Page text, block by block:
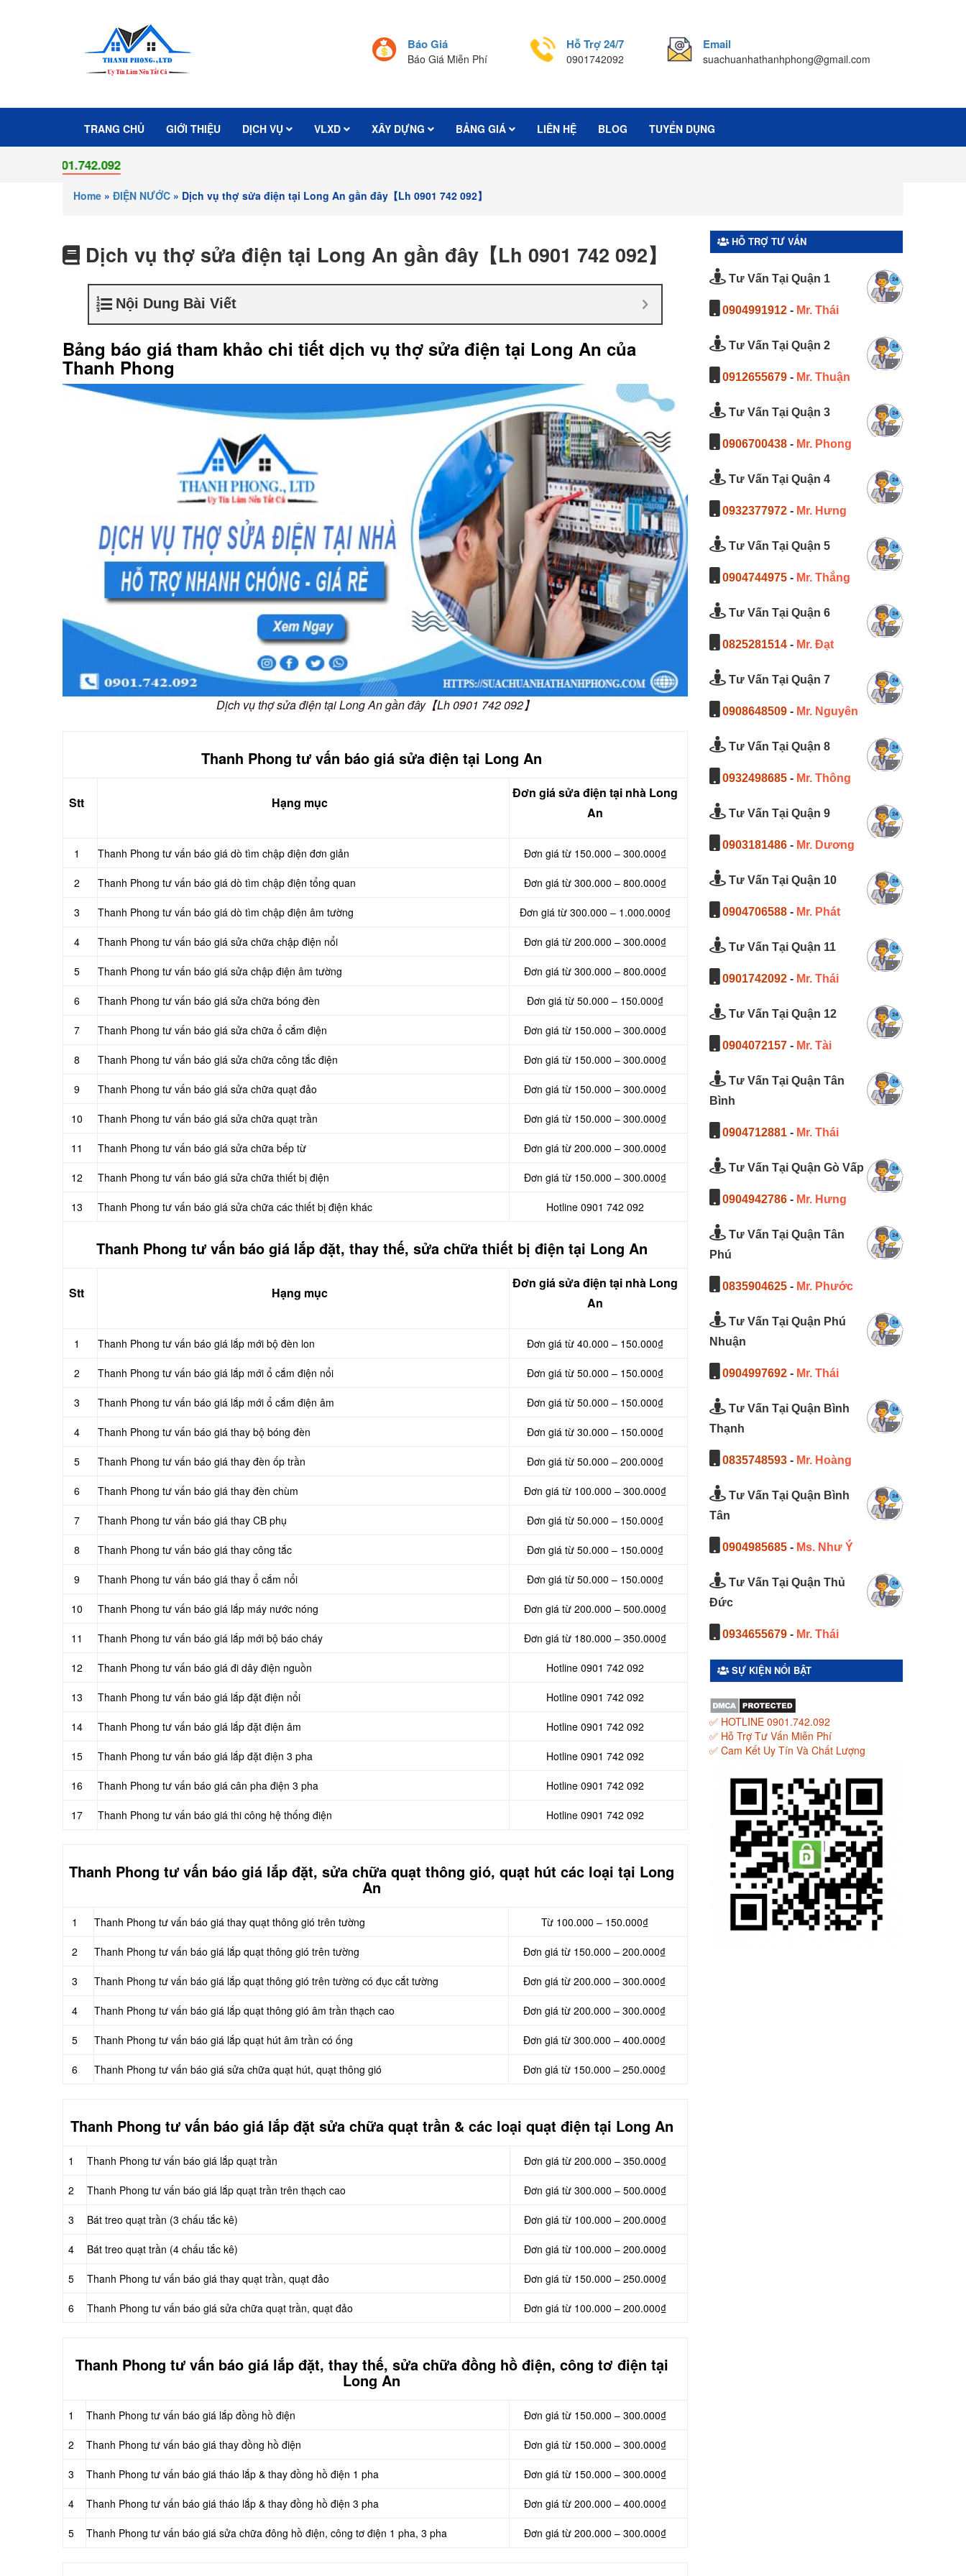
Báo Giá
Báo Giá Miễn Phí
Hỗ Trợ 24/7
0901742092
Email
suachuanhathanhphong@gmail.com
TRANG CHỦ GIỚI THIỆU DỊCH VỤ VLXD XÂY DỰNG BẢNG GIÁ LIÊN HỆ BLOG TUYỂN DỤNG
Home » ĐIỆN NƯỚC » Dịch vụ thợ sửa điện tại Long An gần đây【Lh 0901 742 092】
Dịch vụ thợ sửa điện tại Long An gần đây【Lh 0901 742 092】
Nội Dung Bài Viết
Bảng báo giá tham khảo chi tiết dịch vụ thợ sửa điện tại Long An của
Thanh Phong
Dịch vụ thợ sửa điện tại Long An gần đây【Lh 0901 742 092】
Thanh Phong tư vấn báo giá sửa điện tại Long An
Stt Hạng mục
Đơn giá sửa điện tại nhà Long
An
1 Thanh Phong tư vấn báo giá dò tìm chập điện đơn giản Đơn giá từ 150.000 – 300.000₫
2 Thanh Phong tư vấn báo giá dò tìm chập điện tổng quan Đơn giá từ 300.000 – 800.000₫
3 Thanh Phong tư vấn báo giá dò tìm chập điện âm tường Đơn giá từ 300.000 – 1.000.000₫
4 Thanh Phong tư vấn báo giá sửa chữa chập điện nổi Đơn giá từ 200.000 – 300.000₫
5 Thanh Phong tư vấn báo giá sửa chập điện âm tường Đơn giá từ 300.000 – 800.000₫
6 Thanh Phong tư vấn báo giá sửa chữa bóng đèn Đơn giá từ 50.000 – 150.000₫
7 Thanh Phong tư vấn báo giá sửa chữa ổ cắm điện Đơn giá từ 150.000 – 300.000₫
8 Thanh Phong tư vấn báo giá sửa chữa công tắc điện Đơn giá từ 150.000 – 300.000₫
9 Thanh Phong tư vấn báo giá sửa chữa quạt đảo Đơn giá từ 150.000 – 300.000₫
10 Thanh Phong tư vấn báo giá sửa chữa quạt trần Đơn giá từ 150.000 – 300.000₫
11 Thanh Phong tư vấn báo giá sửa chữa bếp từ Đơn giá từ 200.000 – 300.000₫
12 Thanh Phong tư vấn báo giá sửa chữa thiết bị điện Đơn giá từ 150.000 – 300.000₫
13 Thanh Phong tư vấn báo giá sửa chữa các thiết bị điện khác Hotline 0901 742 092
Thanh Phong tư vấn báo giálắp đặt, thay thế, sửa chữa thiết bị điện tại Long An
Stt Hạng mục
Đơn giá sửa điện tại nhà Long
An
1 Thanh Phong tư vấn báo giá lắp mới bộ đèn lon Đơn giá từ 40.000 – 150.000₫
2 Thanh Phong tư vấn báo giá lắp mới ổ cắm điện nổi Đơn giá từ 50.000 – 150.000₫
3 Thanh Phong tư vấn báo giá lắp mới ổ cắm điện âm Đơn giá từ 50.000 – 150.000₫
4 Thanh Phong tư vấn báo giá thay bộ bóng đèn Đơn giá từ 30.000 – 150.000₫
5 Thanh Phong tư vấn báo giá thay đèn ốp trần Đơn giá từ 50.000 – 200.000₫
6 Thanh Phong tư vấn báo giá thay đèn chùm Đơn giá từ 100.000 – 300.000₫
7 Thanh Phong tư vấn báo giá thay CB phụ Đơn giá từ 50.000 – 150.000₫
8 Thanh Phong tư vấn báo giá thay công tắc Đơn giá từ 50.000 – 150.000₫
9 Thanh Phong tư vấn báo giá thay ổ cắm nổi Đơn giá từ 50.000 – 150.000₫
10 Thanh Phong tư vấn báo giá lắp máy nước nóng Đơn giá từ 200.000 – 500.000₫
11 Thanh Phong tư vấn báo giá lắp mới bộ báo cháy Đơn giá từ 180.000 – 350.000₫
12 Thanh Phong tư vấn báo giá đi dây điện nguồn Hotline 0901 742 092
13 Thanh Phong tư vấn báo giá lắp đặt điện nổi Hotline 0901 742 092
14 Thanh Phong tư vấn báo giá lắp đặt điện âm Hotline 0901 742 092
15 Thanh Phong tư vấn báo giá lắp đặt điện 3 pha Hotline 0901 742 092
16 Thanh Phong tư vấn báo giá cân pha điện 3 pha Hotline 0901 742 092
17 Thanh Phong tư vấn báo giá thi công hệ thống điện Hotline 0901 742 092
Thanh Phong tư vấn báo giá lắp đặt, sửa chữa quạt thông gió, quạt hút các loại tại Long
An
1 Thanh Phong tư vấn báo giá thay quạt thông gió trên tường Từ 100.000 – 150.000₫
2 Thanh Phong tư vấn báo giá lắp quạt thông gió trên tường Đơn giá từ 150.000 – 200.000₫
3 Thanh Phong tư vấn báo giá lắp quạt thông gió trên tường có đục cắt tường Đơn giá từ 200.000 – 300.000₫
4 Thanh Phong tư vấn báo giá lắp quạt thông gió âm trần thạch cao Đơn giá từ 200.000 – 300.000₫
5 Thanh Phong tư vấn báo giá lắp quạt hút âm trần có ống Đơn giá từ 300.000 – 400.000₫
6 Thanh Phong tư vấn báo giá sửa chữa quạt hút, quạt thông gió Đơn giá từ 150.000 – 250.000₫
Thanh Phong tư vấn báo giá lắp đặt sửa chữa quạt trần & các loại quạt điện tại Long An
1 Thanh Phong tư vấn báo giá lắp quạt trần Đơn giá từ 200.000 – 350.000₫
2 Thanh Phong tư vấn báo giá lắp quạt trần trên thạch cao Đơn giá từ 300.000 – 500.000₫
3 Bát treo quạt trần (3 chấu tắc kê) Đơn giá từ 100.000 – 200.000₫
4 Bát treo quạt trần (4 chấu tắc kê) Đơn giá từ 100.000 – 200.000₫
5 Thanh Phong tư vấn báo giá thay quạt trần, quạt đảo Đơn giá từ 150.000 – 250.000₫
6 Thanh Phong tư vấn báo giá sửa chữa quạt trần, quạt đảo Đơn giá từ 100.000 – 200.000₫
Thanh Phong tư vấn báo giá lắp đặt, thay thế, sửa chữa đồng hồ điện, công tơ điện tại
Long An
1 Thanh Phong tư vấn báo giá lắp đồng hồ điện Đơn giá từ 150.000 – 300.000₫
2 Thanh Phong tư vấn báo giá thay đồng hồ điện Đơn giá từ 150.000 – 300.000₫
3 Thanh Phong tư vấn báo giá tháo lắp & thay đồng hồ điện 1 pha Đơn giá từ 150.000 – 300.000₫
4 Thanh Phong tư vấn báo giá tháo lắp & thay đồng hồ điện 3 pha Đơn giá từ 200.000 – 400.000₫
5 Thanh Phong tư vấn báo giá sửa chữa đông hồ điện, công tơ điện 1 pha, 3 pha Đơn giá từ 200.000 – 300.000₫
HỖ TRỢ TƯ VẤN
Tư Vấn Tại Quận 1
0904991912 - Mr. Thái
Tư Vấn Tại Quận 2
0912655679 - Mr. Thuận
Tư Vấn Tại Quận 3
0906700438 - Mr. Phong
Tư Vấn Tại Quận 4
0932377972 - Mr. Hưng
Tư Vấn Tại Quận 5
0904744975 - Mr. Thắng
Tư Vấn Tại Quận 6
0825281514 - Mr. Đạt
Tư Vấn Tại Quận 7
0908648509 - Mr. Nguyên
Tư Vấn Tại Quận 8
0932498685 - Mr. Thông
Tư Vấn Tại Quận 9
0903181486 - Mr. Dương
Tư Vấn Tại Quận 10
0904706588 - Mr. Phát
Tư Vấn Tại Quận 11
0901742092 - Mr. Thái
Tư Vấn Tại Quận 12
0904072157 - Mr. Tài
Tư Vấn Tại Quận Tân
Bình
0904712881 - Mr. Thái
Tư Vấn Tại Quận Gò Vấp
0904942786 - Mr. Hưng
Tư Vấn Tại Quận Tân
Phú
0835904625 - Mr. Phước
Tư Vấn Tại Quận Phú
Nhuận
0904997692 - Mr. Thái
Tư Vấn Tại Quận Bình
Thạnh
0835748593 - Mr. Hoàng
Tư Vấn Tại Quận Bình
Tân
0904985685 - Ms. Như Ý
Tư Vấn Tại Quận Thủ
Đức
0934655679 - Mr. Thái
SỰ KIỆN NỔI BẬT
✅ HOTLINE 0901.742.092
✅ Hỗ Trợ Tư Vấn Miễn Phí
✅ Cam Kết Uy Tín Và Chất Lượng